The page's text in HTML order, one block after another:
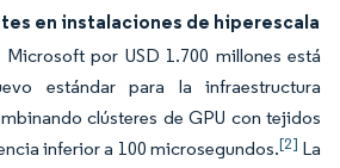
en instalaciones de hiperescala
por USD 1.700 millones está
estándar para la infraestructura
clústeres de GPU con tejidos
inferior a 100 microsegundos.[2] La